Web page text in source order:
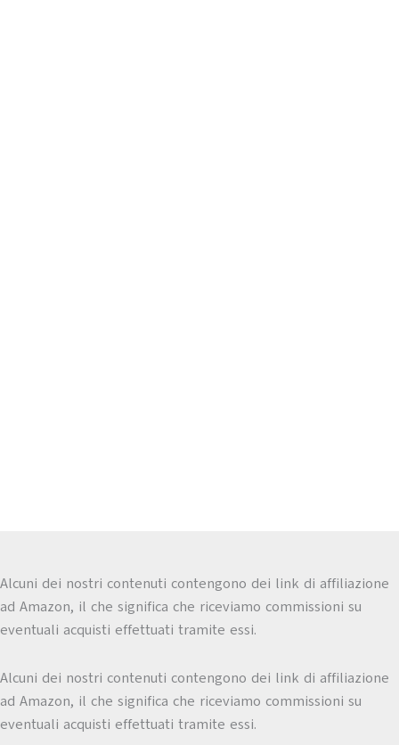
Alcuni dei nostri contenuti contengono dei link di affiliazione
ad Amazon, il che significa che riceviamo commissioni su
eventuali acquisti effettuati tramite essi.
Alcuni dei nostri contenuti contengono dei link di affiliazione
ad Amazon, il che significa che riceviamo commissioni su
eventuali acquisti effettuati tramite essi.